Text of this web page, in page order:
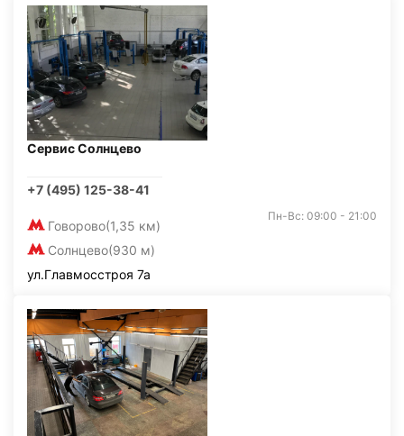
Сервис Солнцево
+7 (495) 125-38-41
Говорово(1,35 км)
Солнцево(930 м)
Пн-Вс: 09:00 - 21:00
ул.Главмосстроя 7а